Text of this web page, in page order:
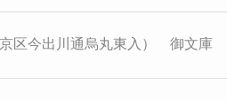
区今出川通烏丸東入） 御文庫